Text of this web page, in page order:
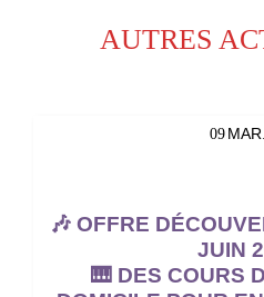
AUTRES
09
🎶 OFFRE
JUIN
🎹 DES COURS